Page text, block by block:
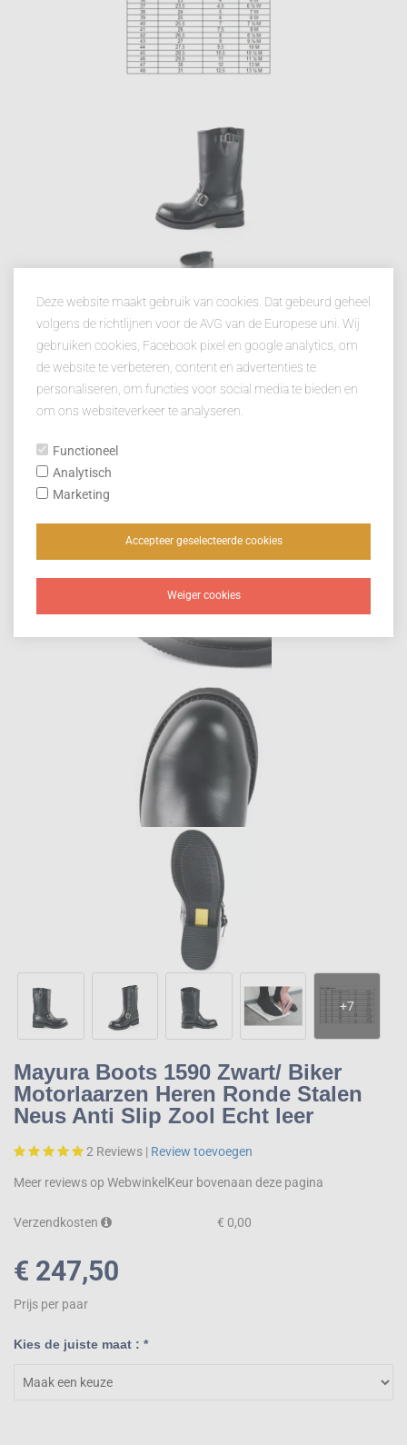
Mayura Boots 1590 Zwart/ Biker
Motorlaarzen Heren Ronde Stalen
Neus Anti Slip Zool Echt leer
2 Reviews | Review toevoegen
Meer reviews op WebwinkelKeur bovenaan deze pagina
Verzendkosten € 0,00
€ 247,50
Prijs per paar
Kies de juiste maat : *
Deze website maakt gebruik van cookies. Dat gebeurd geheel
volgens de richtlijnen voor de AVG van de Europese uni. Wij
gebruiken cookies, Facebook pixel en google analytics, om
de website te verbeteren, content en advertenties te
personaliseren, om functies voor social media te bieden en
om ons websiteverkeer te analyseren.
Functioneel
Analytisch
Marketing
Accepteer geselecteerde cookies
Weiger cookies